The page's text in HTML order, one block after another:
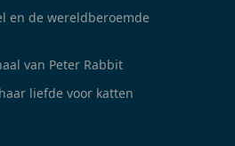
en de wereldberoemde
van Peter Rabbit
liefde voor katten